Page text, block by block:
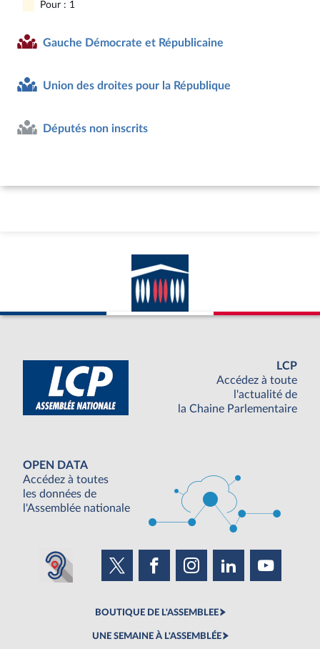
Pour : 1
Gauche Démocrate et Républicaine
Union des droites pour la République
Députés non inscrits
LCP
Accédez à toute
l'actualité de
la Chaine Parlementaire
OPEN DATA
Accédez à toutes
les données de
l'Assemblée nationale
BOUTIQUE DE L'ASSEMBLEE
UNE SEMAINE À L'ASSEMBLÉE